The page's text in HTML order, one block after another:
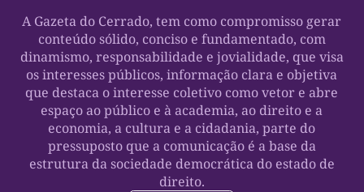
A Gazeta do Cerrado, tem como compromisso gerar
conteúdo sólido, conciso e fundamentado, com
dinamismo, responsabilidade e jovialidade, que visa
os interesses públicos, informação clara e objetiva
que destaca o interesse coletivo como vetor e abre
espaço ao público e à academia, ao direito e a
economia, a cultura e a cidadania, parte do
pressuposto que a comunicação é a base da
estrutura da sociedade democrática do estado de
direito.